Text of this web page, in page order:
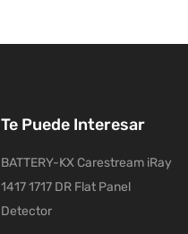
Te Puede Interesar
BATTERY-KX Carestream iRay
1417 1717 DR Flat Panel
Detector